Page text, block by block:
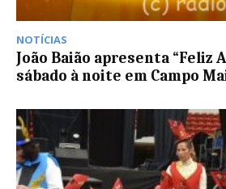
NOTÍCIAS
João Baião apresenta “Feliz
sábado à noite em Campo